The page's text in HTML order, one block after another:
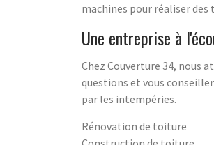
machines pour réaliser des
Une entreprise à
Chez Couverture 34, nous
questions et vous
par les intempéries.
Rénovation de toiture